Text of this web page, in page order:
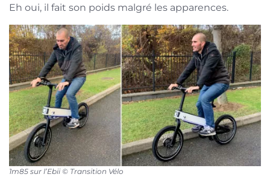
Eh oui, il fait son poids malgré les apparences.
1m85 sur l’Ebii © Transition Vélo